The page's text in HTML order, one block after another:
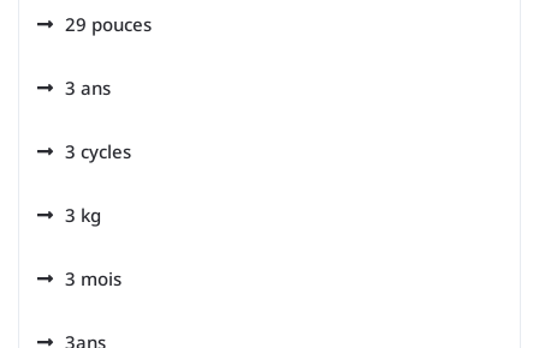
29 pouces
3 ans
3 cycles
3 kg
3 mois
3ans